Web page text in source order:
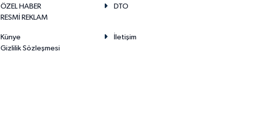
ÖZEL HABER
DTO
RESMİ REKLAM
Künye
İletişim
Gizlilik Sözleşmesi